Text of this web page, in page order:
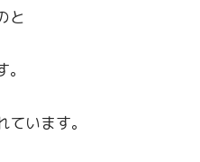
と
います。